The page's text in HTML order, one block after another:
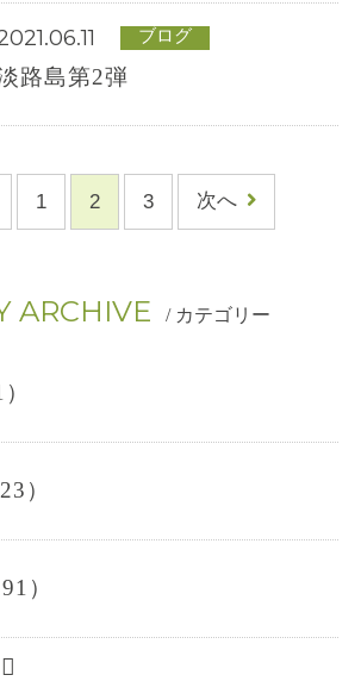
ブログ
路島第2弾
1 2 3 次へ
ARCHIVE / カテゴリー
）
）